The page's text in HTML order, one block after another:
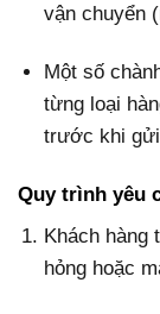
vận chuyển
Một số
từng loại
trước khi
Quy trình yêu
Khách hàng
hỏng hoặc